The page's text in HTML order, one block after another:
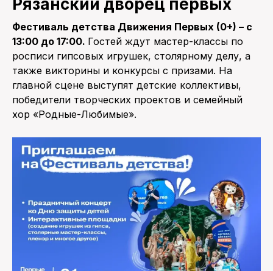
Рязанский дворец первых
Фестиваль детства Движения Первых (0+) – с
13:00 до 17:00. Гостей ждут мастер-классы по
росписи гипсовых игрушек, столярному делу, а
также викторины и конкурсы с призами. На
главной сцене выступят детские коллективы,
победители творческих проектов и семейный
хор «Родные-Любимые».